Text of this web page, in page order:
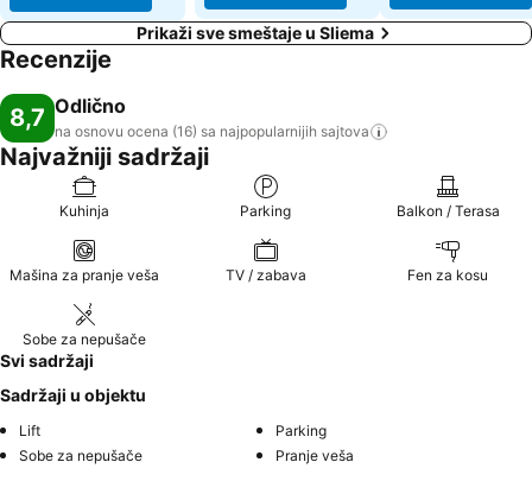
Prikaži sve smeštaje u Sliema
Recenzije
8,7 Odlično
na osnovu ocena (16) sa najpopularnijih sajtova
Najvažniji sadržaji
Kuhinja Parking Balkon / Terasa
Mašina za pranje veša TV / zabava Fen za kosu
Sobe za nepušače
Svi sadržaji
Sadržaji u objektu
Lift
Parking
Sobe za nepušače
Pranje veša